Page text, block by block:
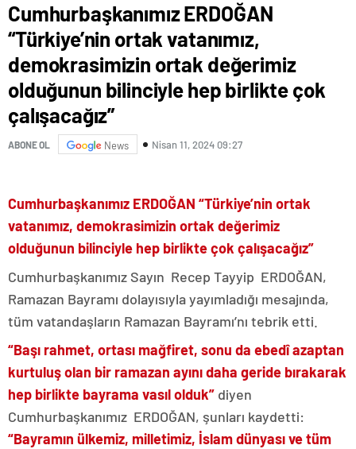
Cumhurbaşkanımız ERDOĞAN
“Türkiye’nin ortak vatanımız,
demokrasimizin ortak değerimiz
olduğunun bilinciyle hep birlikte çok
çalışacağız”
ABONE OL News Nisan 11, 2024 09:27
Cumhurbaşkanımız ERDOĞAN “Türkiye’nin ortak
vatanımız, demokrasimizin ortak değerimiz
olduğunun bilinciyle hep birlikte çok çalışacağız”
Cumhurbaşkanımız Sayın Recep Tayyip ERDOĞAN,
Ramazan Bayramı dolayısıyla yayımladığı mesajında,
tüm vatandaşların Ramazan Bayramı’nı tebrik etti.
“Başı rahmet, ortası mağfiret, sonu da ebedî azaptan
kurtuluş olan bir ramazan ayını daha geride bırakarak
hep birlikte bayrama vasıl olduk” diyen
Cumhurbaşkanımız ERDOĞAN, şunları kaydetti:
“Bayramın ülkemiz, milletimiz, İslam dünyası ve tüm